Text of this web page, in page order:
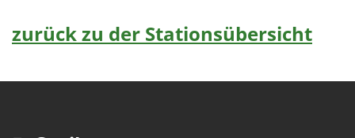
zurück zu der Stationsübersicht